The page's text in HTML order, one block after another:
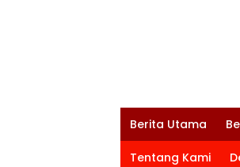
Berita Utama
Tentang Kami